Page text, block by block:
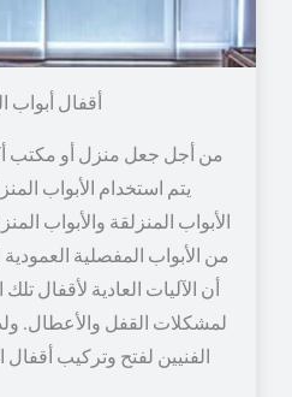
أقفال أبواب
من أجل جعل منزل أو مكتب
يتم استخدام الأبواب
الأبواب المنزلقة والأبواب
من الأبواب المفصلية
أن الآليات العادية لأقفال
لمشكلات القفل والأعطال.
الفنيين لفتح وتركيب أقفال